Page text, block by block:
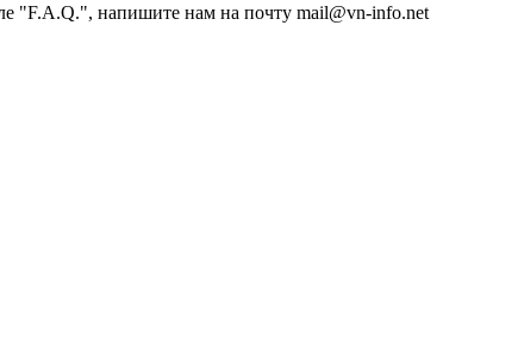
"F.A.Q.", напишите нам на почту mail@vn-info.net